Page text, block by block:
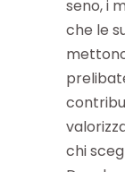
seno, i
che le
chi